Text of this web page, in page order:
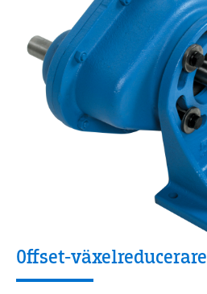
Offset-växelreducerare